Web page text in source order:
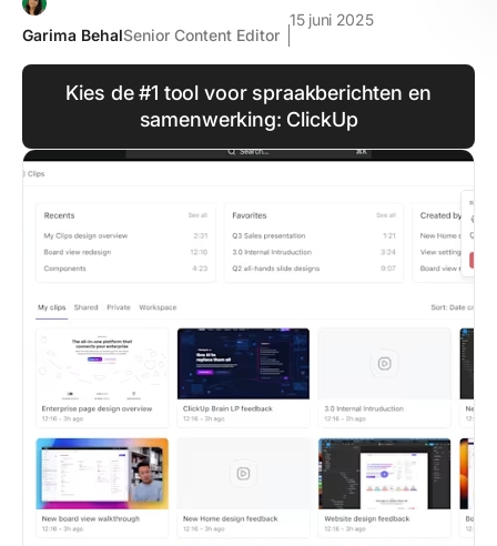
Garima BehalSenior Content Editor
15 juni 2025
Kies de #1 tool voor spraakberichten en
samenwerking: ClickUp